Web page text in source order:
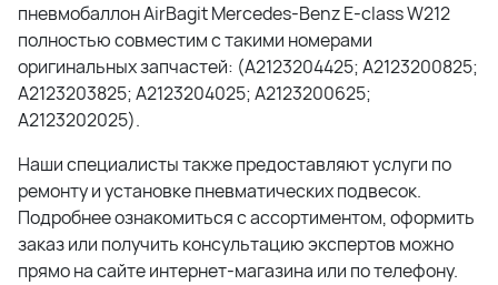
пневмобаллон AirBagit Mercedes-Benz E-class W212
полностью совместим с такими номерами
оригинальных запчастей: (A2123204425; A2123200825;
A2123203825; A2123204025; A2123200625;
A2123202025).
Наши специалисты также предоставляют услуги по
ремонту и установке пневматических подвесок.
Подробнее ознакомиться с ассортиментом, оформить
заказ или получить консультацию экспертов можно
прямо на сайте интернет-магазина или по телефону.